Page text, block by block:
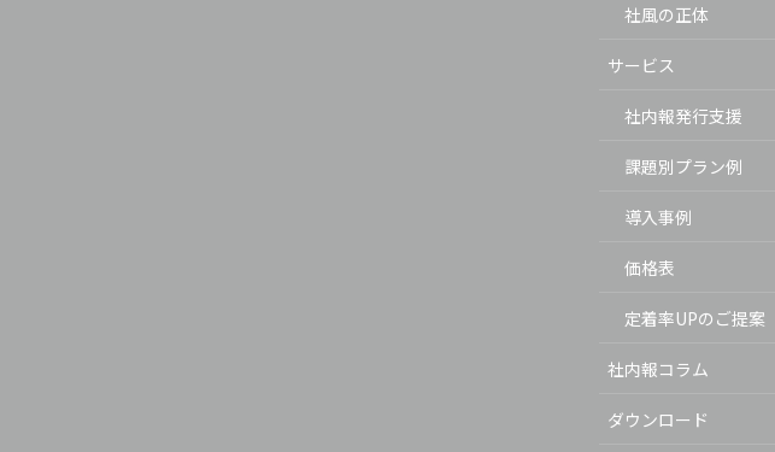
社風の正体
サービス
社内報発行支援
課題別プラン例
導入事例
価格表
定着率UPのご提案
社内報コラム
ダウンロード